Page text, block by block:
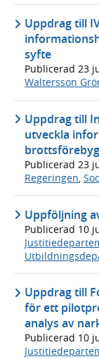
Uppdrag till
syfte
Publicerad 23
Waltersson
Uppdrag till
utveckla
Publicerad 23
Regeringen,
Uppföljning
Publicerad 10
Uppdrag till
för ett
analys av
Publicerad 10